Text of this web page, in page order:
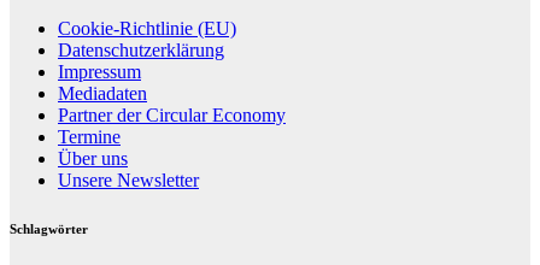
Cookie-Richtlinie (EU)
Datenschutzerklärung
Impressum
Mediadaten
Partner der Circular Economy
Termine
Über uns
Unsere Newsletter
Schlagwörter